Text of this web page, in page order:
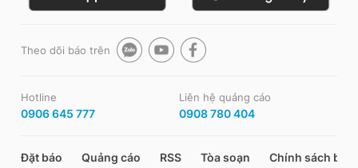
Theo dõi báo trên
Hotline
0906 645 777
Liên hệ quảng cáo
0908 780 404
Đặt báo Quảng cáo RSS Tòa soạn Chính sách bảo